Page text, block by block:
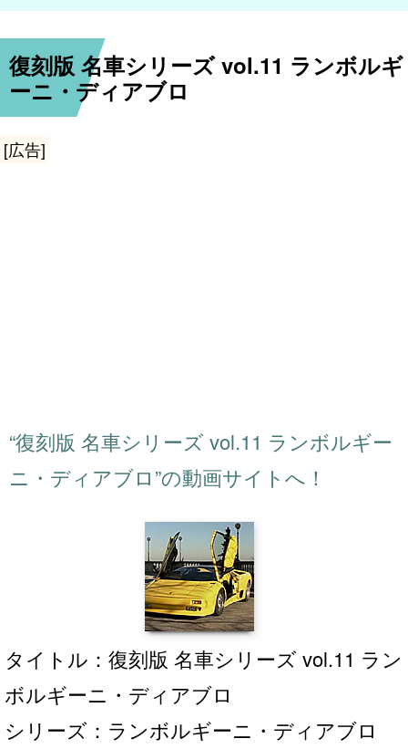
復刻版 名車シリーズ vol.11 ランボルギ
ーニ・ディアブロ
[広告]
“復刻版 名車シリーズ vol.11 ランボルギー
ニ・ディアブロ”の動画サイトへ！
タイトル：復刻版 名車シリーズ vol.11 ラン
ボルギーニ・ディアブロ
シリーズ：ランボルギーニ・ディアブロ